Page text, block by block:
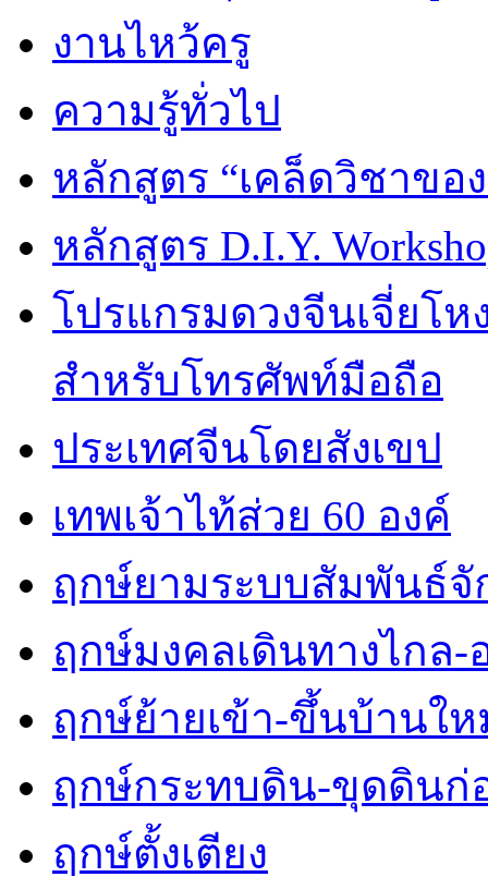
งานไหว้ครู
ความรู้ทั่วไป
หลักสูตร “เคล็ดวิชาขอ
หลักสูตร D.I.Y.
โปรแกรมดวงจีนเจี่ยโห
สำหรับโทรศัพท์มือถือ
ประเทศจีนโดยสังเขป
เทพเจ้าไท้ส่วย 60 องค์
ฤกษ์ยามระบบสัมพันธ์จั
ฤกษ์มงคลเดินทางไกล-
ฤกษ์ย้ายเข้า-ขึ้นบ้านใ
ฤกษ์กระทบดิน-ขุดดินก่
ฤกษ์ตั้งเตียง